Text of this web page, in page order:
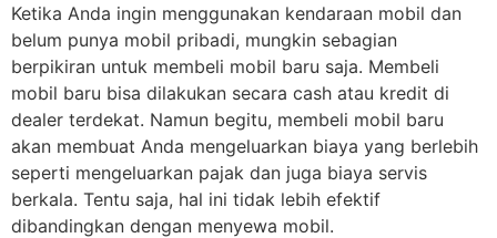
Ketika Anda ingin menggunakan kendaraan mobil dan
belum punya mobil pribadi, mungkin sebagian
berpikiran untuk membeli mobil baru saja. Membeli
mobil baru bisa dilakukan secara cash atau kredit di
dealer terdekat. Namun begitu, membeli mobil baru
akan membuat Anda mengeluarkan biaya yang berlebih
seperti mengeluarkan pajak dan juga biaya servis
berkala. Tentu saja, hal ini tidak lebih efektif
dibandingkan dengan menyewa mobil.